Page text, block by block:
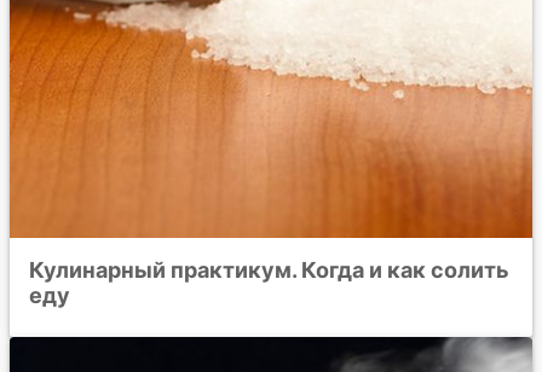
Кулинарный практикум. Когда и как солить
еду